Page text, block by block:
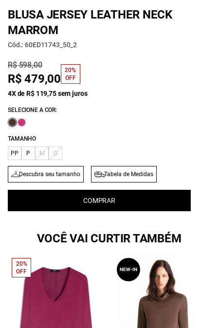
BLUSA JERSEY LEATHER NECK
MARROM
Cód.: 60ED11743_50_2
R$ 598,00
R$ 479,00
20%
OFF
4X de R$ 119,75 sem juros
SELECIONE A COR:
TAMANHO
PP P M G
Descubra seu tamanho Tabela de Medidas
COMPRAR
VOCÊ VAI CURTIR TAMBÉM
20%
OFF
NEW-IN